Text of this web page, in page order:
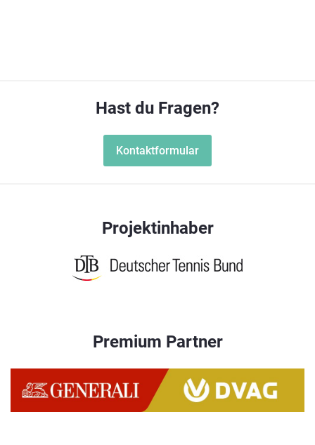
Hast du Fragen?
Kontaktformular
Projektinhaber
Premium Partner